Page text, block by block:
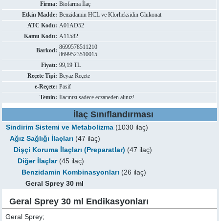
Firma: Biofarma İlaç
Etkin Madde: Benzidamin HCL ve Klorheksidin Glukonat
ATC Kodu: A01AD52
Kamu Kodu: A11582
Barkod: 8699578511210
8699523510015
Fiyatı: 99,19 TL
Reçete Tipi: Beyaz Reçete
e-Reçete: Pasif
Temin: İlacınızı sadece eczaneden alınız!
İlaç Sınıflandırması
Sindirim Sistemi ve Metabolizma (1030 ilaç)
Ağız Sağlığı İlaçları (47 ilaç)
Dişçi Koruma İlaçları (Preparatlar) (47 ilaç)
Diğer İlaçlar(45 ilaç)
Benzidamin Kombinasyonları (26 ilaç)
Geral Sprey 30 ml
Geral Sprey 30 ml Endikasyonları
Geral Sprey;